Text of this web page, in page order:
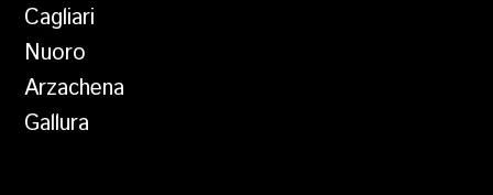
Cagliari
Nuoro
Arzachena
Gallura